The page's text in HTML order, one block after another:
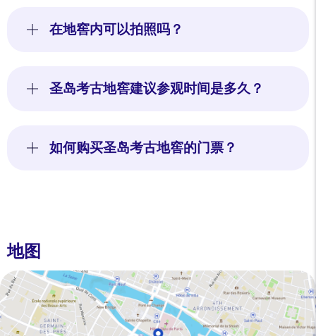
在地窖内可以拍照吗？
圣岛考古地窖建议参观时间是多久？
如何购买圣岛考古地窖的门票？
地图